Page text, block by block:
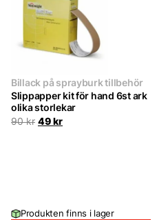
Billack på sprayburk tillbehör
Slippapper kit för hand 6st ark
olika storlekar
90kr Det
49krDet
Produkten finns i lager